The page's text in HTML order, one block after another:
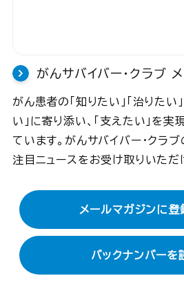
がんサバイバー・クラブ
がん患者の「知りたい」「治りたい
い」に寄り添い、「支えたい」を
ています。がんサバイバー・クラ
注目ニュースをお受け取りいただ
メールマガジンに登
バックナンバーを